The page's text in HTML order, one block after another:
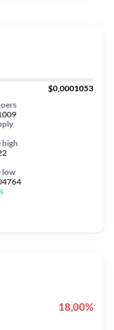
$0,0001053
high
low
18,00%